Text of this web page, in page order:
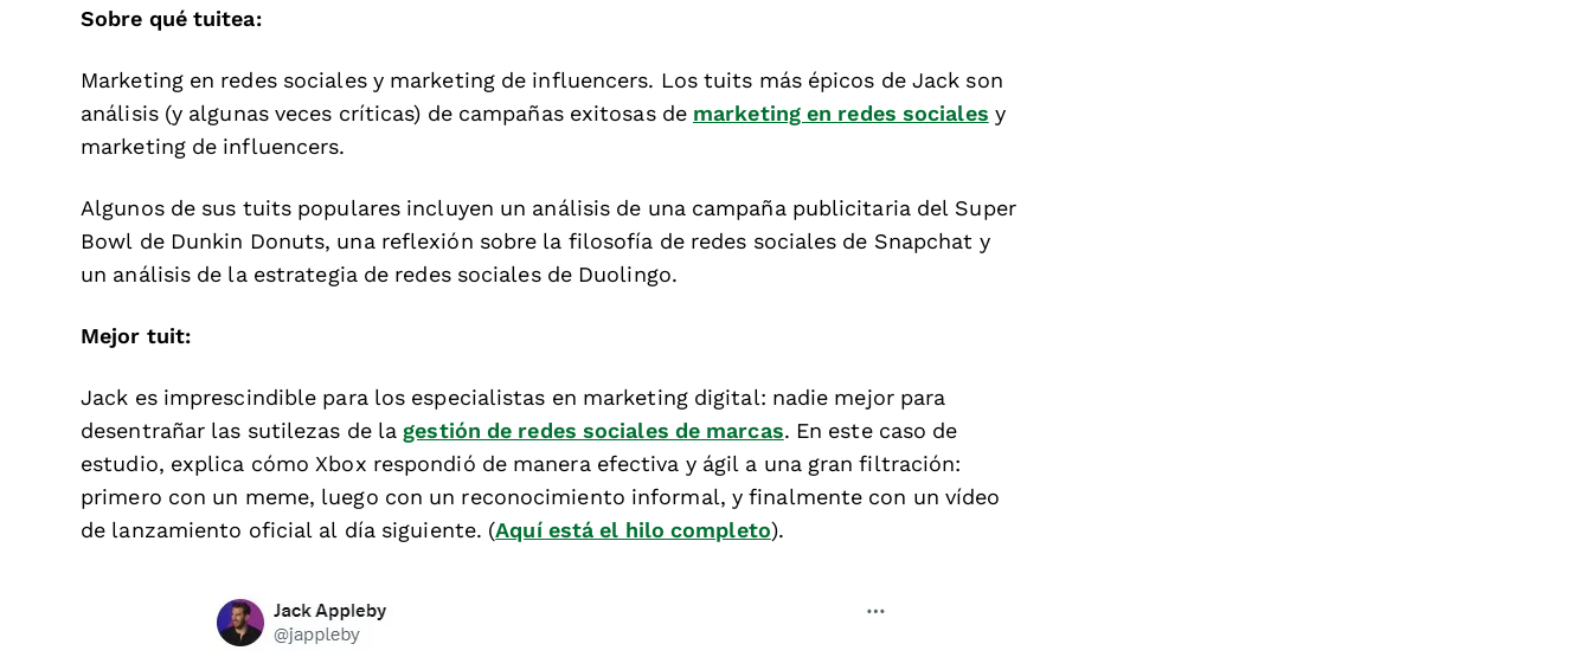
Sobre qué tuitea:
Marketing en redes sociales y marketing de influencers. Los tuits más épicos de Jack son
análisis (y algunas veces críticas) de campañas exitosas de marketing en redes sociales y
marketing de influencers.
Algunos de sus tuits populares incluyen un análisis de una campaña publicitaria del Super
Bowl de Dunkin Donuts, una reflexión sobre la filosofía de redes sociales de Snapchat y
un análisis de la estrategia de redes sociales de Duolingo.
Mejor tuit:
Jack es imprescindible para los especialistas en marketing digital: nadie mejor para
desentrañar las sutilezas de la gestión de redes sociales de marcas. En este caso de
estudio, explica cómo Xbox respondió de manera efectiva y ágil a una gran filtración:
primero con un meme, luego con un reconocimiento informal, y finalmente con un vídeo
de lanzamiento oficial al día siguiente. (Aquí está el hilo completo).